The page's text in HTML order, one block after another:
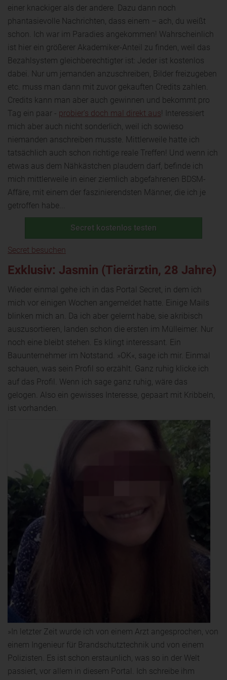
einer knackiger als der andere. Dazu dann noch
phantasievolle Nachrichten, dass einem – ach, du weißt
schon. Ich war im Paradies angekommen! Wahrscheinlich
ist hier ein größerer Akademiker-Anteil zu finden, weil das
Bezahlsystem gleichberechtigter ist: Jeder ist kostenlos
dabei. Nur um jemanden anzuschreiben, Bilder freizugeben
etc. muss man dann mit zuvor gekauften Credits zahlen.
Credits kann man aber auch gewinnen und bekommt pro
Tag ein paar - probier's doch mal direkt aus! Interessiert
mich aber auch nicht sonderlich, weil ich sowieso
niemanden anschreiben musste. Mittlerweile hatte ich
tatsächlich auch schon richtige reale Treffen! Und wenn ich
etwas aus dem Nähkästchen plaudern darf, befinde ich
mich mittlerweile in einer ziemlich abgefahrenen BDSM-
Affäre, mit einem der faszinierendsten Männer, die ich je
getroffen habe...
Secret kostenlos testen
Secret besuchen
Exklusiv: Jasmin (Tierärztin, 28 Jahre)
Wieder einmal gehe ich in das Portal Secret, in dem ich
mich vor einigen Wochen angemeldet hatte. Einige Mails
blinken mich an. Da ich aber gelernt habe, sie akribisch
auszusortieren, landen schon die ersten im Mülleimer. Nur
noch eine bleibt stehen. Es klingt interessant. Ein
Bauunternehmer im Notstand. »OK«, sage ich mir. Einmal
schauen, was sein Profil so erzählt. Ganz ruhig klicke ich
auf das Profil. Wenn ich sage ganz ruhig, wäre das
gelogen. Also ein gewisses Interesse, gepaart mit Kribbeln,
ist vorhanden.
»In letzter Zeit wurde ich von einem Arzt angesprochen, von
einem Ingenieur für Brandschutztechnik und von einem
Polizisten. Es ist schon erstaunlich, was so in der Welt
passiert, vor allem in diesem Portal. Ich schreibe ihm